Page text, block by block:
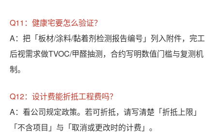
Q11：健康宅要怎么验证？
A：把「板材/涂料/黏着剂检测报告编号」列入附件，完工
后视需求做TVOC/甲醛抽测，合约写明数值门槛与复测机
制。
Q12：设计费能折抵工程费吗？
A：看公司规定政策。若可折抵，请写清楚「折抵上限」
「不含项目」与「取消或更改时的计费」。